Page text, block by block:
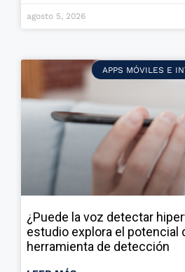
agosto 5, 2026
APPS MÓVILES E
¿Puede la voz detectar
estudio explora el potencial
herramienta de detección